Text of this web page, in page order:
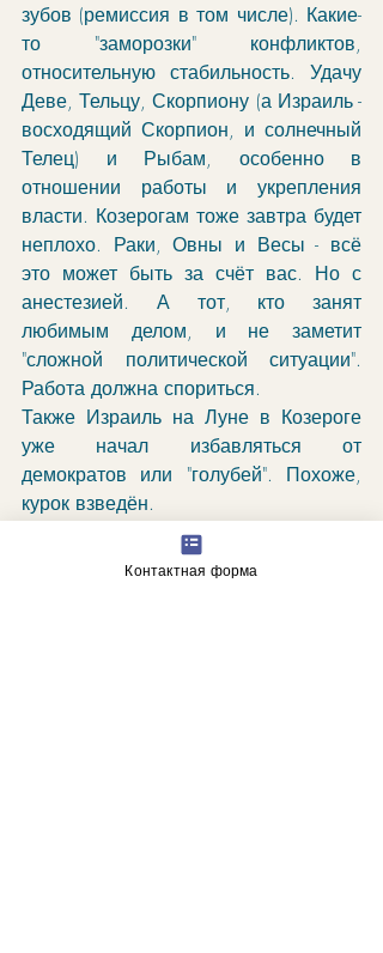
зубов (ремиссия в том числе). Какие-
то "заморозки" конфликтов,
относительную стабильность. Удачу
Деве, Тельцу, Скорпиону (а Израиль -
восходящий Скорпион, и солнечный
Телец) и Рыбам, особенно в
отношении работы и укрепления
власти. Козерогам тоже завтра будет
неплохо. Раки, Овны и Весы - всё
это может быть за счёт вас. Но с
анестезией. А тот, кто занят
любимым делом, и не заметит
"сложной политической ситуации".
Работа должна спориться.
Также Израиль на Луне в Козероге
уже начал избавляться от
демократов или "голубей". Похоже,
курок взведён.
А Украина и власти США находятся
в цуцванге по пункту стабильности
Контактная форма